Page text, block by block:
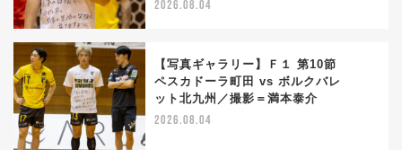
2026.08.04
【写真ギャラリー】Ｆ１ 第10節
ペスカドーラ町田 vs ボルクバレ
ット北九州／撮影＝満本泰介
2026.08.04